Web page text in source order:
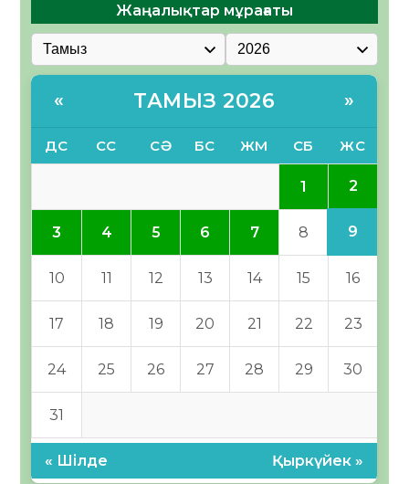
Жаңалықтар мұрағаты
« ТАМЫЗ 2026 »
ДС СС СӘ БС ЖМ СБ ЖС
1 2
3 4 5 6 7 8 9
10 11 12 13 14 15 16
17 18 19 20 21 22 23
24 25 26 27 28 29 30
31
« Шілде Қыркүйек »